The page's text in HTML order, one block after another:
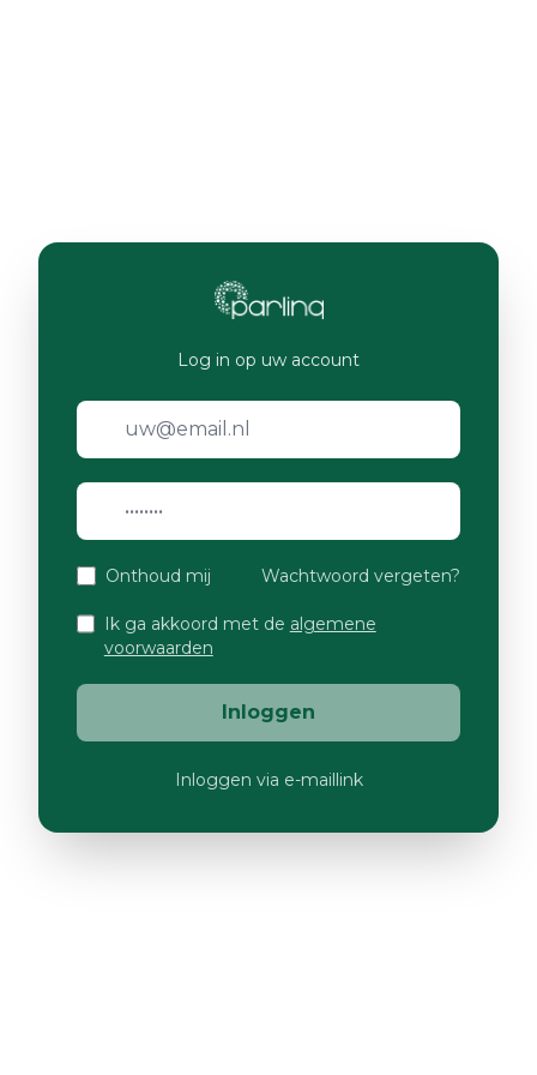
Log in op uw account
Onthoud mij Wachtwoord vergeten?
Ik ga akkoord met de algemene
voorwaarden
Inloggen
Inloggen via e-maillink